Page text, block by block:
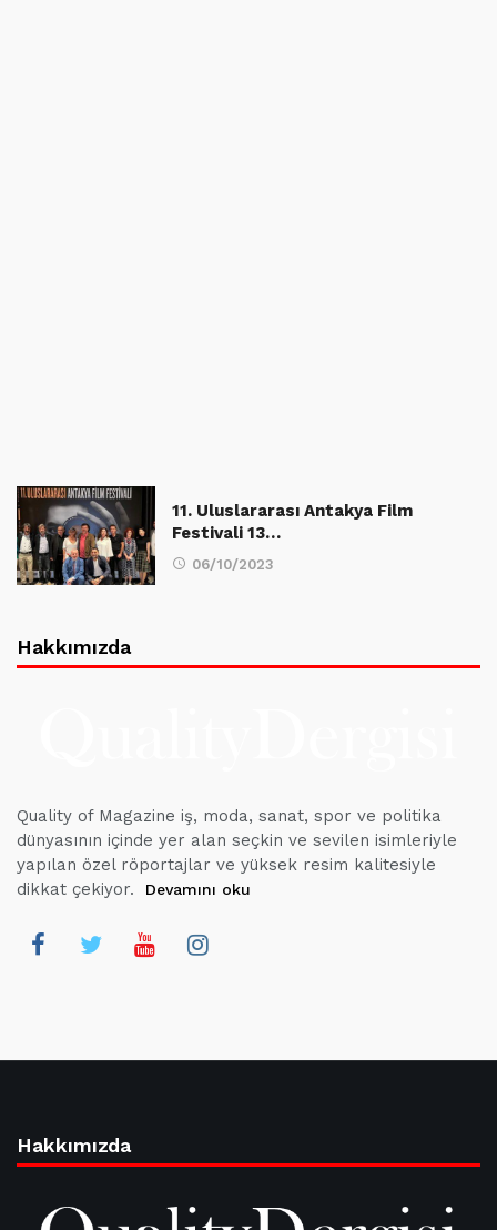
11. Uluslararası Antakya Film
Festivali 13…
06/10/2023
Hakkımızda
Quality of Magazine iş, moda, sanat, spor ve politika
dünyasının içinde yer alan seçkin ve sevilen isimleriyle
yapılan özel röportajlar ve yüksek resim kalitesiyle
dikkat çekiyor.
Devamını oku
Hakkımızda